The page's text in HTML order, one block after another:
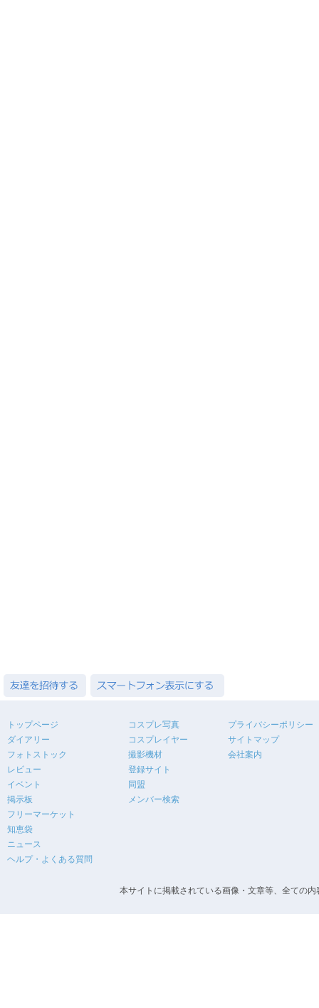
トップページ
ダイアリー
フォトストック
レビュー
イベント
掲示板
フリーマーケット
知恵袋
ニュース
ヘルプ・よくある質問
コスプレ写真
コスプレイヤー
撮影機材
登録サイト
同盟
メンバー検索
プライバシーポリシー
サイトマップ
会社案内
本サイトに掲載されている画像・文章等、全ての